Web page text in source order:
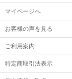
マイページへ
お客様の声を見る
ご利用案内
特定商取引法表示